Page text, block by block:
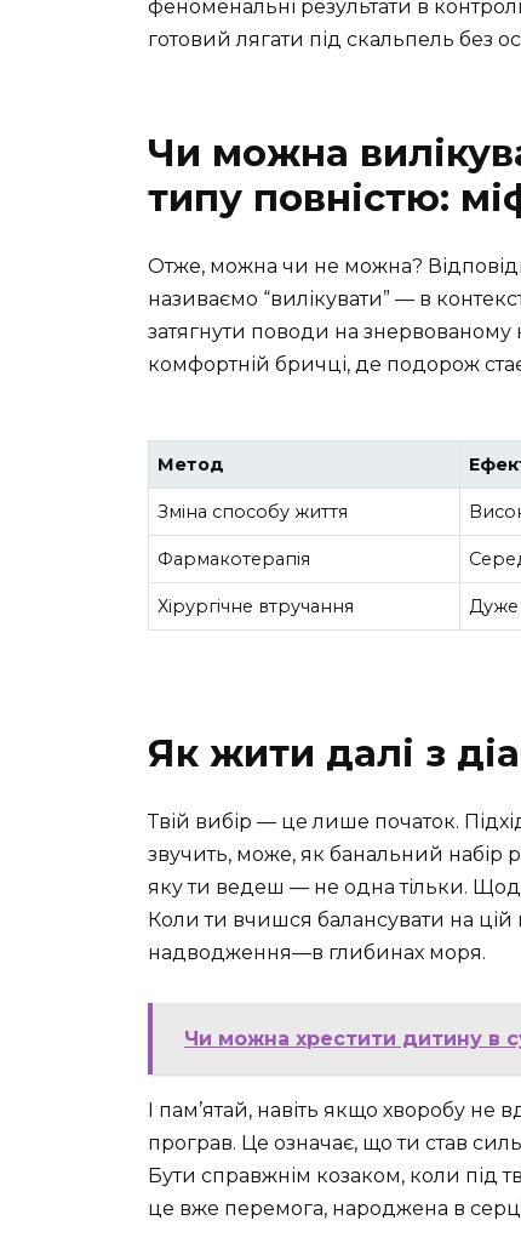
феноменальні результати в контролі
готовий лягати під скальпель без
Чи можна
типу повністю:
Отже, можна чи не можна?
називаємо “вилікувати” — в
затягнути поводи на знервованому
комфортній бричці, де подорож
Метод
Зміна способу життя
Фармакотерапія
Хірургічне втручання Дуже
Як жити далі з
Твій вибір — це лише початок.
звучить, може, як банальний набір
яку ти ведеш — не одна тільки.
Коли ти вчишся балансувати на цій
надводження—в глибинах моря.
Чи можна хрестити дитину в
І пам’ятай, навіть якщо хворобу не
програв. Це означає, що ти став
Бути справжнім козаком, коли під
це вже перемога, народжена в